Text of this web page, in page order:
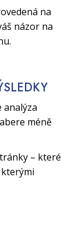
na
názor na
analýza
méně
– které